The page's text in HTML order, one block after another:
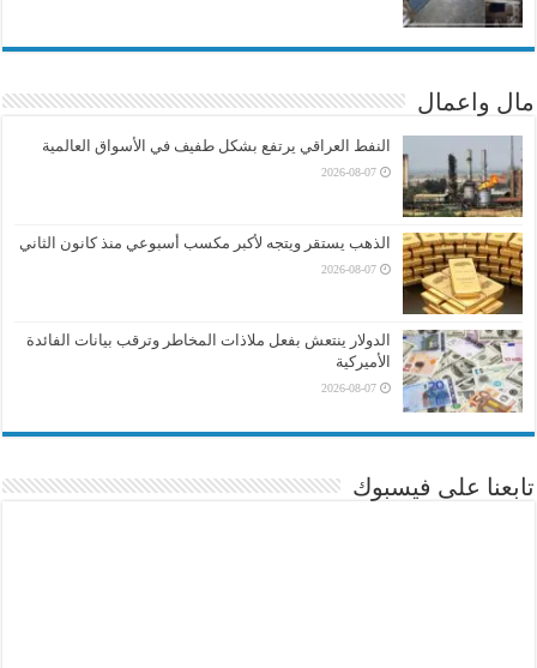
مال واعمال
النفط العراقي يرتفع بشكل طفيف في الأسواق العالمية
2026-08-07
الذهب يستقر ويتجه لأكبر مكسب أسبوعي منذ كانون الثاني
2026-08-07
الدولار ينتعش بفعل ملاذات المخاطر وترقب بيانات الفائدة
الأميركية
2026-08-07
تابعنا على فيسبوك